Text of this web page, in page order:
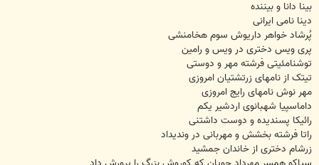
بینا دانا و بیننده
دینا نامی ایرانی
پُرشاد خواهر داریوش سوم هخامنشی
پری ویس دختری در ویس و رامین
توشنامئیتی فرشته مهر و دوستی
تیتک از نامهای زرتشتیان امروزی
مهر نوش نامهای رایج امروزی
داماسپیا شهبانوی اردشیر یکم
رائیکا پسندیده و دوست داشتنی
راتا فرشته بخشش و مهربانی در وندیداد
زرشام دختری از خاندان جمشید